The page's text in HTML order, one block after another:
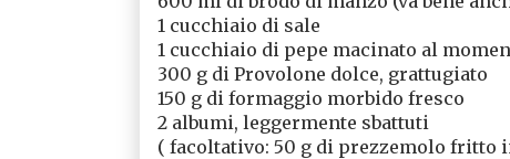
1 cucchiaio di sale
1 cucchiaio di pepe macinato al
300 g di Provolone dolce, grattugiato
150 g di formaggio morbido fresco
2 albumi, leggermente sbattuti
( facoltativo: 50 g di prezzemolo